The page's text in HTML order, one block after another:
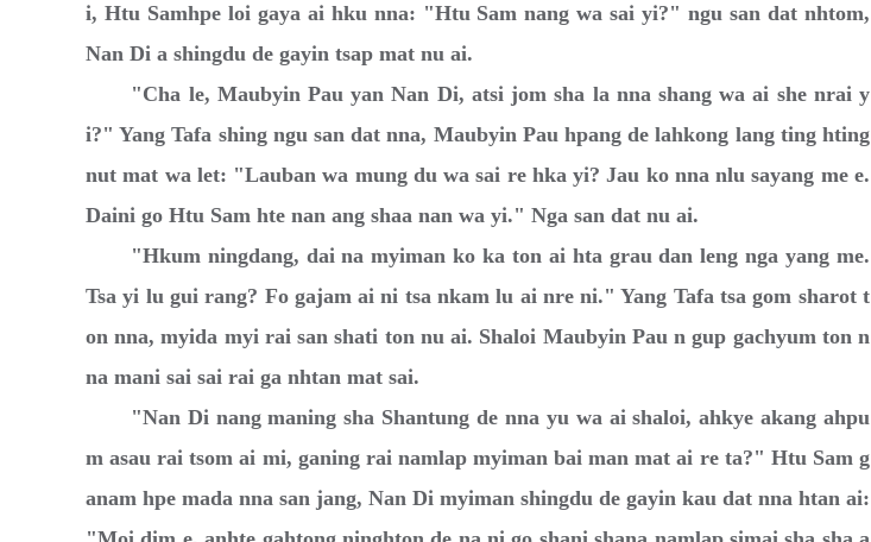
i, Htu Samhpe loi gaya ai hku nna: "Htu Sam nang wa sai yi?" ngu san dat nhtom,
Nan Di a shingdu de gayin tsap mat nu ai.
"Cha le, Maubyin Pau yan Nan Di, atsi jom sha la nna shang wa ai she nrai y
i?" Yang Tafa shing ngu san dat nna, Maubyin Pau hpang de lahkong lang ting hting
nut mat wa let: "Lauban wa mung du wa sai re hka yi? Jau ko nna nlu sayang me e.
Daini go Htu Sam hte nan ang shaa nan wa yi." Nga san dat nu ai.
"Hkum ningdang, dai na myiman ko ka ton ai hta grau dan leng nga yang me.
Tsa yi lu gui rang? Fo gajam ai ni tsa nkam lu ai nre ni." Yang Tafa tsa gom sharot t
on nna, myida myi rai san shati ton nu ai. Shaloi Maubyin Pau n gup gachyum ton n
na mani sai sai rai ga nhtan mat sai.
"Nan Di nang maning sha Shantung de nna yu wa ai shaloi, ahkye akang ahpu
m asau rai tsom ai mi, ganing rai namlap myiman bai man mat ai re ta?" Htu Sam g
anam hpe mada nna san jang, Nan Di myiman shingdu de gayin kau dat nna htan ai: